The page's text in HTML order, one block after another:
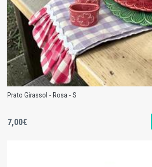
Prato Girassol - Rosa - S
7,00€